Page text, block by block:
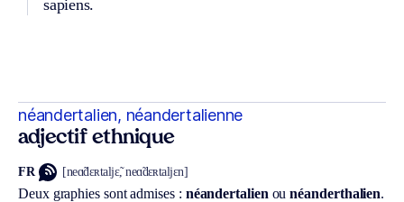
sapiens.
néandertalien, néandertalienne
adjectif ethnique
FR [neɑ̃dɛʀtaljɛ̃, neɑ̃dɛʀtaljɛn]
Deux graphies sont admises : néandertalien ounéanderthalien.